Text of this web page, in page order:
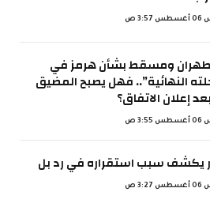
ص
طهران ومسقط بشأن هرمز في
النهائية”.. فهل يصبح المضيق
إعلان الاتفاق؟
ص
يكشف سبب استقراره في رد بل
ص